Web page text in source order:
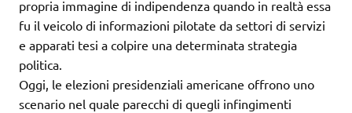
propria immagine di indipendenza quando in realtà essa
fu il veicolo di informazioni pilotate da settori di servizi
e apparati tesi a colpire una determinata strategia
politica.
Oggi, le elezioni presidenziali americane offrono uno
scenario nel quale parecchi di quegli infingimenti